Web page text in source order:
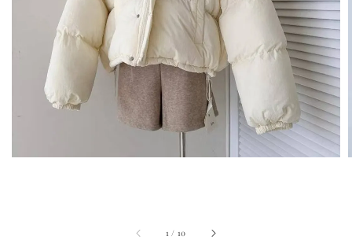
1 / 10